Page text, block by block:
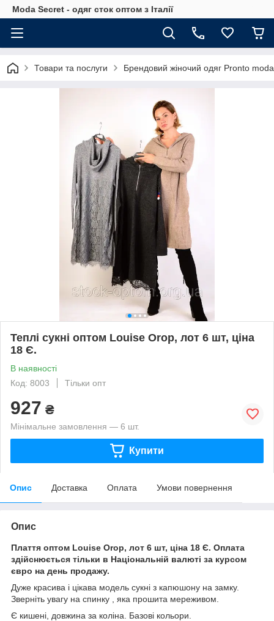
Moda Secret - одяг сток оптом з Італії
Товари та послуги Брендовий жіночий одяг Pronto
Теплі сукні оптом Louise Orop, лот 6 шт, ціна
18 Є.
В наявності
Код: 8003
Тільки опт
927 ₴
Мінімальне замовлення — 6 шт.
Купити
Опис Доставка Оплата Умови повернення
Опис
Плаття оптом Louise Orop, лот 6 шт, ціна 18 Є. Оплата
здійснюється тільки в Національній валюті за курсом
євро на день продажу.
Дуже красива і цікава модель сукні з капюшону на замку.
Зверніть увагу на спинку , яка прошита мереживом.
Є кишені, довжина за коліна. Базові кольори.